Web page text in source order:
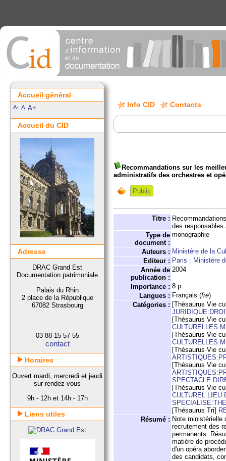
Info CID Contacts
Recommandations sur les
administratifs des orchestres et
Public
Titre :
des
Type de
document :
monographie
Auteurs : Ministère de la
Editeur : Paris : Ministère
Année de
publication :
2004
Importance : 8 p.
Langues : Français (fre)
Catégories : [Thésaurus Vie
[Thésaurus Vie
[Thésaurus Vie
[Thésaurus Vie
[Thésaurus Vie
[Thésaurus Vie
CULTUREL:LIEU
[Thésaurus Tri]
Résumé : Note ministérielle
recrutement des
permanents.
matière de
d'un opéra
des candidats,
Accueil général
A- A A+
Accueil du CID
Adresse
DRAC Grand Est
Documentation patrimoniale
Palais du Rhin
2 place de la République
67082 Strasbourg
03 88 15 57 55
contact
Horaires
Ouvert mardi, mercredi et jeudi
sur rendez-vous
9h - 12h et 14h - 17h
Liens utiles